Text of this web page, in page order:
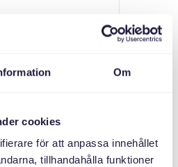
Om
cookies
för att anpassa innehållet
tillhandahålla funktioner
جلسات
سه نسل
سازمان